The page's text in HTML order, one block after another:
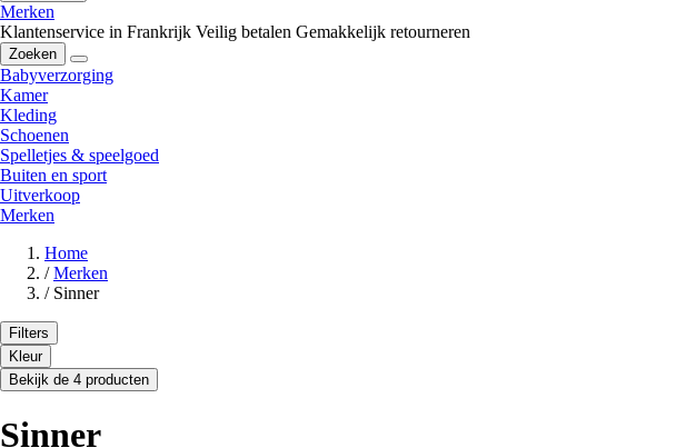
Merken
Klantenservice in Frankrijk Veilig betalen Gemakkelijk retourneren
Zoeken
Babyverzorging
Kamer
Kleding
Schoenen
Spelletjes & speelgoed
Buiten en sport
Uitverkoop
Merken
Home
/ Merken
/ Sinner
Filters
Kleur
Bekijk de 4 producten
Sinner